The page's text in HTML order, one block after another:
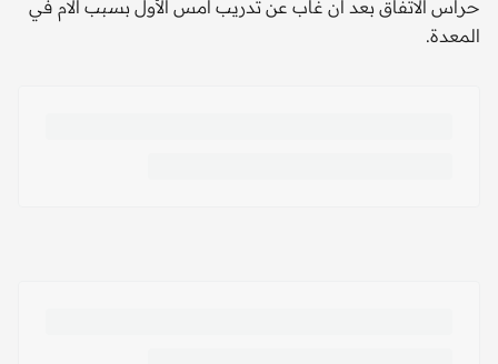
حراس الاتفاق بعد أن غاب عن تدريب أمس الأول بسبب آلام في
المعدة.